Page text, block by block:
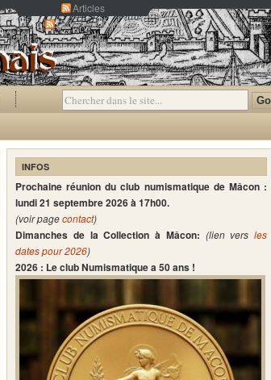
Articles
Commentaires
INFOS
Prochaine réunion du club numismatique de Mâcon :
lundi 21 septembre 2026 à 17h00.
(voir pagecontact)
Dimanches de la Collection à Mâcon: (lien vers les
dates pour 2026)
2026 : Le club Numismatique a 50 ans !